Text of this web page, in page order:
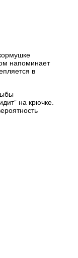
напоминает
в
на крючке.